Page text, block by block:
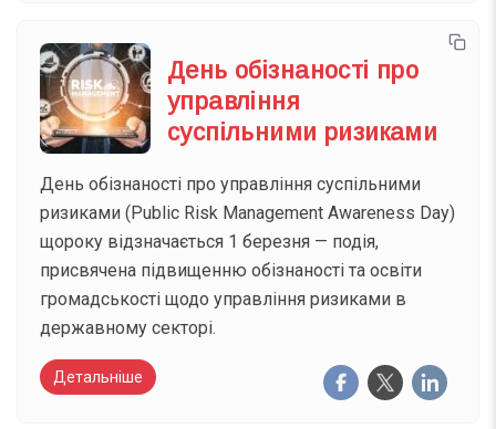
День обізнаності про
управління
суспільними ризиками
День обізнаності про управління суспільними
ризиками (Public Risk Management Awareness Day)
щороку відзначається 1 березня — подія,
присвячена підвищенню обізнаності та освіти
громадськості щодо управління ризиками в
державному секторі.
Детальніше